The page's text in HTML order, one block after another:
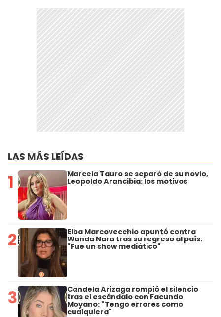
LAS MÁS LEÍDAS
1 Marcela Tauro se separó de su novio,
Leopoldo Arancibia: los motivos
2 Elba Marcovecchio apuntó contra
Wanda Nara tras su regreso al país:
"Fue un show mediático"
3 Candela Arizaga rompió el silencio
tras el escándalo con Facundo
Moyano: "Tengo errores como
cualquiera"